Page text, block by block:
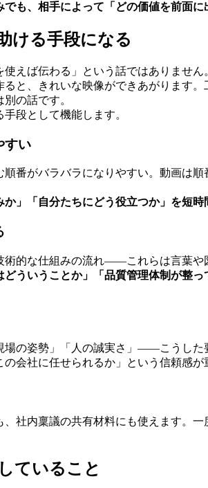
でも、相手によって「どの価値を前面に
ける手段になる
えば伝わる」という話ではありません
と、きれいな映像ができあがります
の話です。
段として機能します。
すい
番がバラバラになりやすい。動画は
」「自分たちにどう役立つか」を短
的な仕組みの流れ——これらは言葉や
ういうことか」「品質管理体制が整
の姿勢」「人の誠実さ」——こうした
会社に任せられるか」という信頼感が
社内稟議の共有材料にも使えます。一
ていること